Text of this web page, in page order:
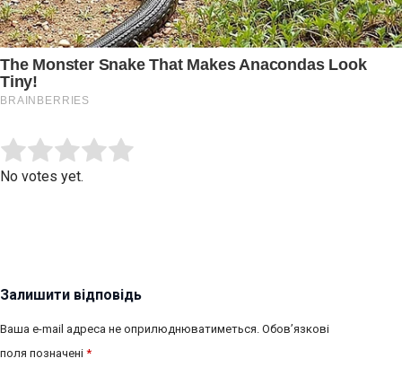
Rate this item:
No votes yet.
Залишити відповідь
Ваша e-mail адреса не оприлюднюватиметься. Обов’язкові
поля позначені *